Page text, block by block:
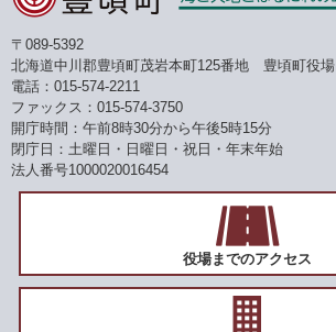
〒089-5392
北海道中川郡豊頃町茂岩本町125番地 豊頃町役場
電話：015-574-2211
ファックス：015-574-3750
開庁時間：午前8時30分から午後5時15分
閉庁日：土曜日・日曜日・祝日・年末年始
法人番号1000020016454
役場までのアクセス